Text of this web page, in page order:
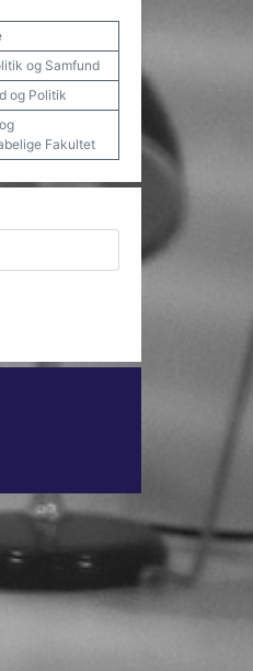
og Samfund
og Politik
Fakultet